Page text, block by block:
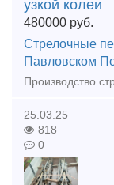
узкой колеи
480000 руб.
Стрелочные
Павловском
25.03.25
818
0